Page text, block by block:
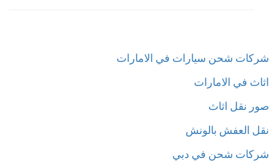
شحن سيارات في الامارات
في الامارات
نقل اثاث
العفش بالونش
شحن في دبي